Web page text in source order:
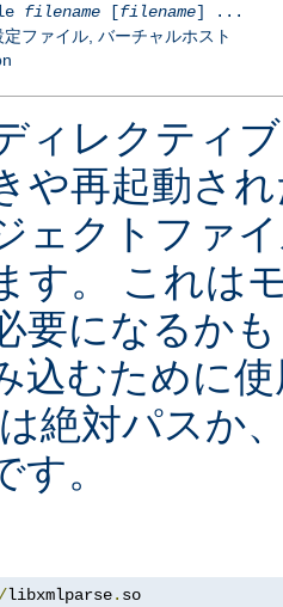
filename[filename] ...
ファイル, バーチャルホスト
ィレクティ
や再起動さ
ェクトファ
す。 これは
要になるか
込むために
は絶対パスか
す。
/libxmlparse. so